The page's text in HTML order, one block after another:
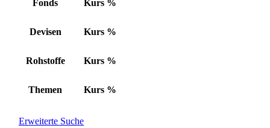
Fonds Kurs %
Devisen Kurs %
Rohstoffe Kurs %
Themen Kurs %
Erweiterte Suche